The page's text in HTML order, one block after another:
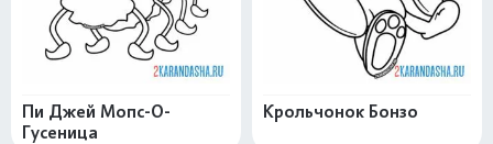
Пи Джей Мопс-О-
Гусеница
Крольчонок Бонзо